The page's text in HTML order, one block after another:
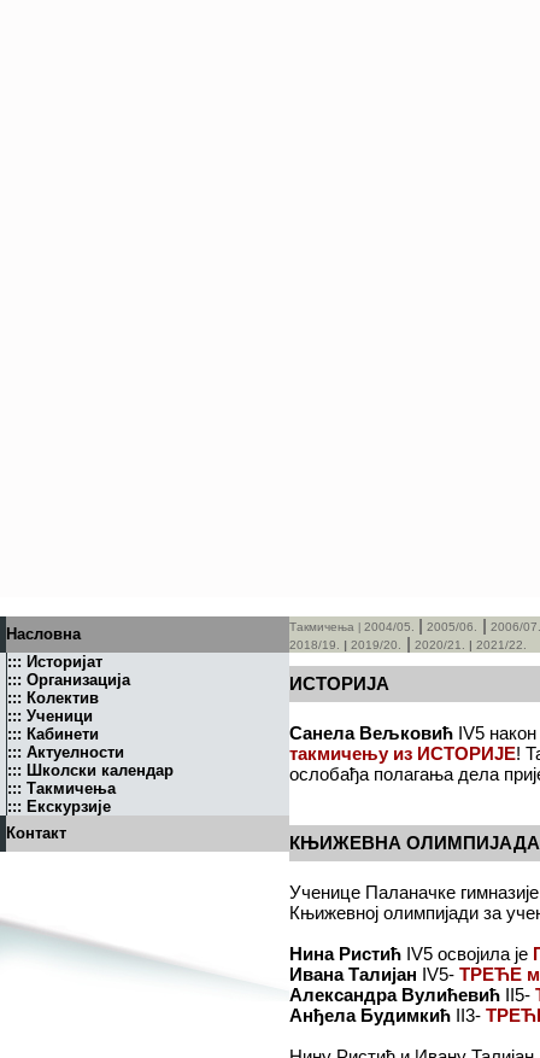
Насловна
::: Историјат
::: Организација
::: Колектив
::: Ученици
::: Кабинети
::: Актуелности
::: Школски календар
::: Такмичења
::: Екскурзије
Контакт
Такмичења 2004/05. 2005/06.
2006/07.
2018/19. | 2019/20. 2020/21. 2021/22.
ИСТОРИЈА
Санела Вељковић IV5
такмичењу из ИСТОРИЈЕ!
ослобађа полагања дела
КЊИЖЕВНА ОЛИМПИЈАДА
Ученице Паланачке
Књижевној олимпијади за
Нина Ристић IV5 освојила је
Ивана Талијан IV5- ТРЕЋЕ
Александра Вулићевић II5-
Анђела Будимкић II3-